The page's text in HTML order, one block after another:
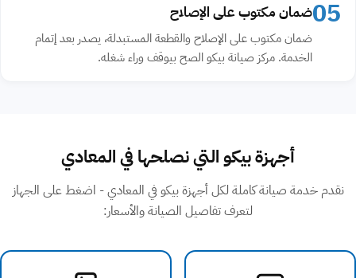
05ضمان مكتوب على الإصلاح
ضمان مكتوب على الإصلاح والقطعة المستبدلة، يصدر بعد إتمام
الخدمة. مركز صيانة بيكو الصح بيوقف وراء شغله.
أجهزة بيكو التي نصلحها في المعادي
نقدم خدمة صيانة كاملة لكل أجهزة بيكو في المعادي - اضغط على الجهاز
لتعرف تفاصيل الصيانة والأسعار: